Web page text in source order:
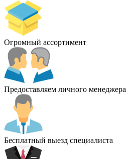
Огромный ассортимент
Предоставляем личного менеджера
Бесплатный выезд специалиста